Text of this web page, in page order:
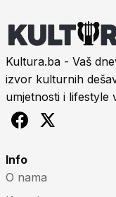
Kultura.ba - Vaš
izvor kulturnih
umjetnosti i lifestyle
Info
O nama